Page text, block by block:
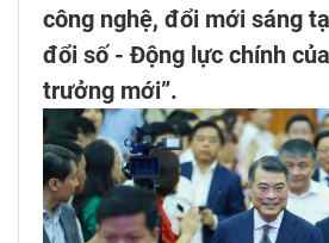
công nghệ, đổi mới sáng
đổi số - Động lực chính
trưởng mới”.